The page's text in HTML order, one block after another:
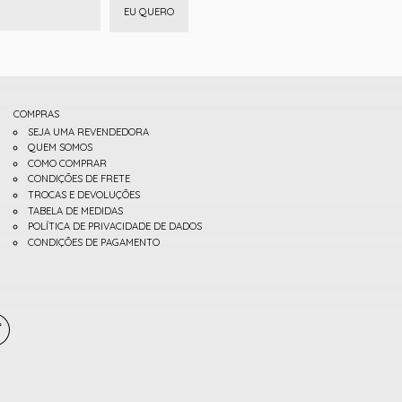
EU QUERO
COMPRAS
SEJA UMA REVENDEDORA
QUEM SOMOS
COMO COMPRAR
CONDIÇÕES DE FRETE
TROCAS E DEVOLUÇÕES
TABELA DE MEDIDAS
POLÍTICA DE PRIVACIDADE DE DADOS
CONDIÇÕES DE PAGAMENTO